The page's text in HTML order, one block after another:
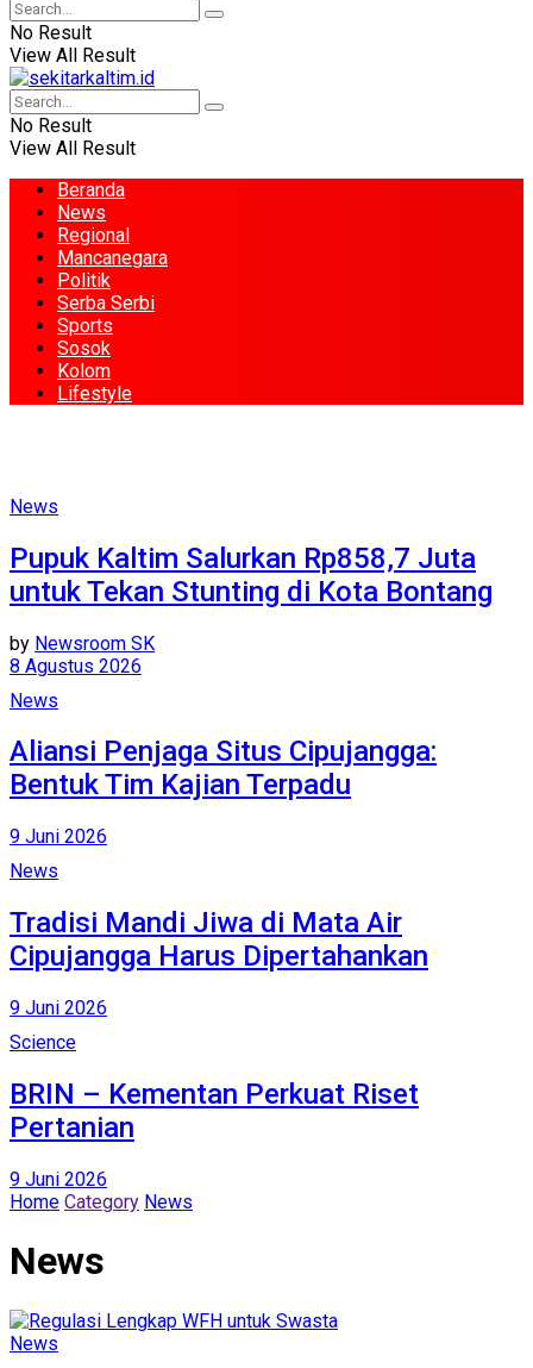
No Result
View All Result
No Result
View All Result
Beranda
News
Regional
Mancanegara
Politik
Serba Serbi
Sports
Sosok
Kolom
Lifestyle
News
Pupuk Kaltim Salurkan Rp858,7 Juta
untuk Tekan Stunting di Kota Bontang
by Newsroom SK
8 Agustus 2026
News
Aliansi Penjaga Situs Cipujangga:
Bentuk Tim Kajian Terpadu
9 Juni 2026
News
Tradisi Mandi Jiwa di Mata Air
Cipujangga Harus Dipertahankan
9 Juni 2026
Science
BRIN – Kementan Perkuat Riset
Pertanian
9 Juni 2026
Home Category News
News
News